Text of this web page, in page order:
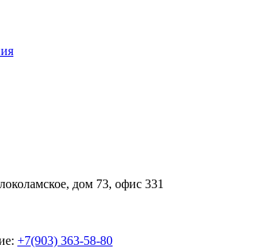
дом 73, офис 331
+7(903) 363-58-80